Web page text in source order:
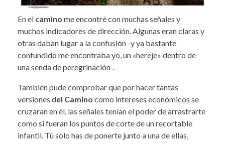
En el camino me encontré con muchas señales y
muchos indicadores de dirección. Algunas eran claras y
otras daban lugar a la confusión -y ya bastante
confundido me encontraba yo, un «hereje» dentro de
una senda de peregrinación-.
También pude comprobar que por hacer tantas
versiones del Camino como intereses económicos se
cruzaran en él, las señales tenían el poder de arrastrarte
como si fueran los puntos de corte de un recortable
infantil. Tú solo has de ponerte junto a una de ellas,